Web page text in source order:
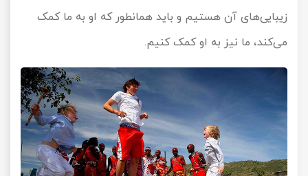
زیبایی‌های آن هستیم و باید همانطور که او به ما کمک
می‌کند، ما نیز به او کمک کنیم.